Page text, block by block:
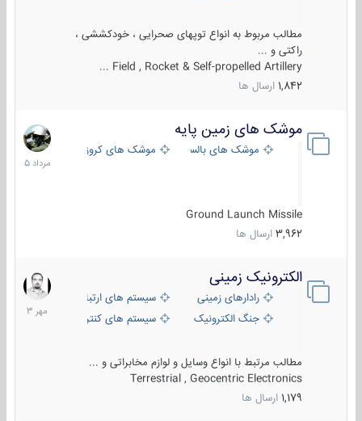
مطالب مربوط به انواع توپهای صحرایی ، خودکششی ،
راکتی و ...
Field , Rocket & Self-propelled Artillery ...
1,842 ارسال ها
موشک های زمین پایه
موشک های بالستیک موشک های کروز
Ground Launch Missile
3,962 ارسال ها
2
مرداد
1405
الکترونیک زمینی
رادارهای زمینی
سیستم های ارتباطی و جمع آوری
جنگ الکترونیک
سیستم های کنترل آتش و تجهیزات
مطالب مرتبط با انواع وسایل و لوازم مخابراتی و ...
Terrestrial , Geocentric Electronics
1,179 ارسال ها
1
مهر
1403